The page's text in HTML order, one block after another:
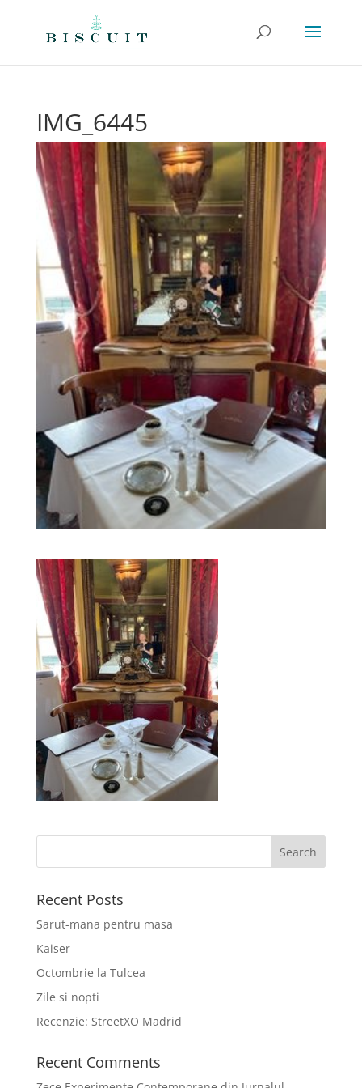
IMG_6445
Recent Posts
Sarut-mana pentru masa
Kaiser
Octombrie la Tulcea
Zile si nopti
Recenzie: StreetXO Madrid
Recent Comments